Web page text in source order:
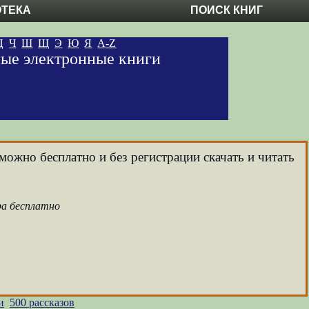
ПОИСК КНИГ
Ч Ш Щ Э Ю Я A-Z
электронные книги
бесплатно и без регистрации скачать и читать
бесплатно
500 рассказов